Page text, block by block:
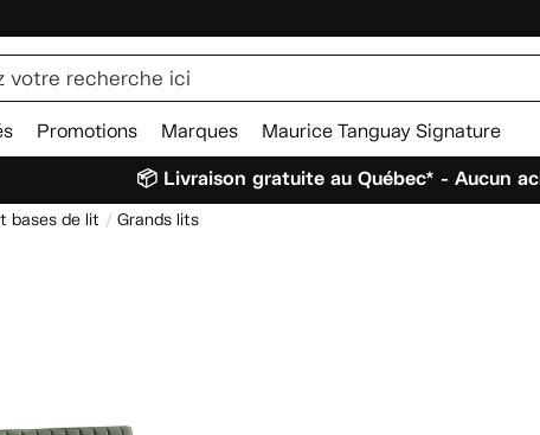
Promotions Marques Maurice Tanguay Signature
📦 Livraison gratuite au Québec* - Aucun
bases de lit Grands lits